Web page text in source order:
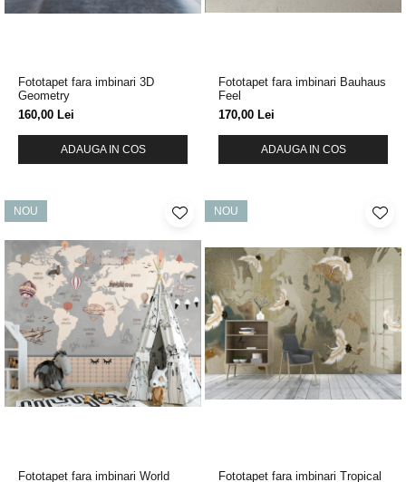
Fototapet fara imbinari 3D
Geometry
160,00 Lei
ADAUGA IN COS
Fototapet fara imbinari Bauhaus
Feel
170,00 Lei
ADAUGA IN COS
NOU
Fototapet fara imbinari World
NOU
Fototapet fara imbinari Tropical